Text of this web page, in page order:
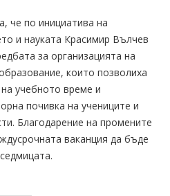
че по инициатива на
и науката Красимир Вълчев
за организацията на
които позволиха
учебното време и
почивка на учениците и
Благодарение на промените
ваканция да бъде